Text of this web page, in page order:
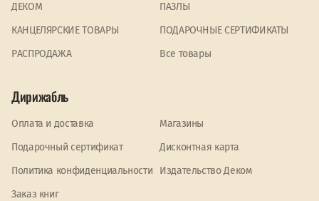
ДЕКОМ
ПАЗЛЫ
КАНЦЕЛЯРСКИЕ ТОВАРЫ
ПОДАРОЧНЫЕ СЕРТИФИКАТЫ
PАСПРОДАЖА
Все товары
Дирижабль
Оплата и доставка
Магазины
Подарочный сертификат
Дисконтная карта
Политика конфиденциальности
Издательство Деком
Заказ книг